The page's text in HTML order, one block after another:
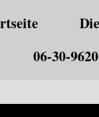
06-30-